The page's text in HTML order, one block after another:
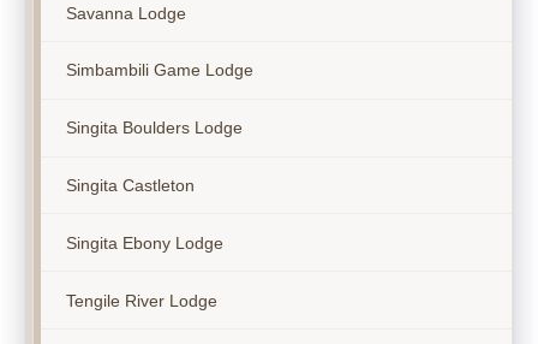
Savanna Lodge
Simbambili Game Lodge
Singita Boulders Lodge
Singita Castleton
Singita Ebony Lodge
Tengile River Lodge